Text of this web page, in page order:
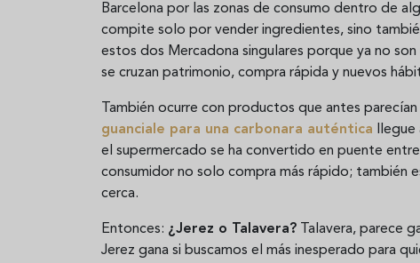
Barcelona por las zonas de consumo dentro de
compite solo por vender ingredientes, sino
estos dos Mercadona singulares porque ya no
se cruzan patrimonio, compra rápida y nuevos
También ocurre con productos que antes
guanciale para una carbonara auténtica llegue
el supermercado se ha convertido en puente
consumidor no solo compra más rápido; también
cerca.
Entonces: ¿Jerez o Talavera? Talavera, parece
Jerez gana si buscamos el más inesperado para